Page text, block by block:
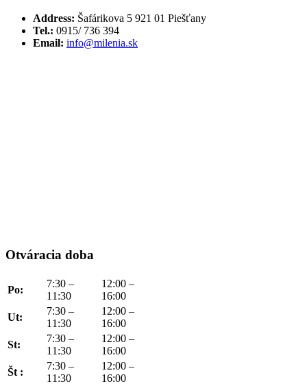
Address: Šafárikova 5 921 01 Piešťany
Tel.: 0915/ 736 394
Email: info@milenia.sk
Otváracia doba
Po:
7:30 –
11:30
12:00 –
16:00
Ut:
7:30 –
11:30
12:00 –
16:00
St:
7:30 –
11:30
12:00 –
16:00
Št :
7:30 –
11:30
12:00 –
16:00